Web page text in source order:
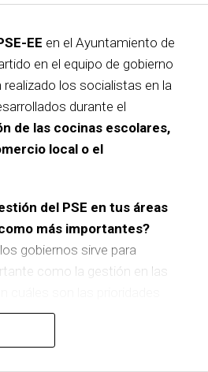
EE en el Ayuntamiento de
en el equipo de gobierno
los socialistas en la
durante el
de las cocinas escolares,
local o el
del PSE en tus áreas
más importantes?
gobiernos sirve para
como la gestión en las
garantizar la accesibilidad